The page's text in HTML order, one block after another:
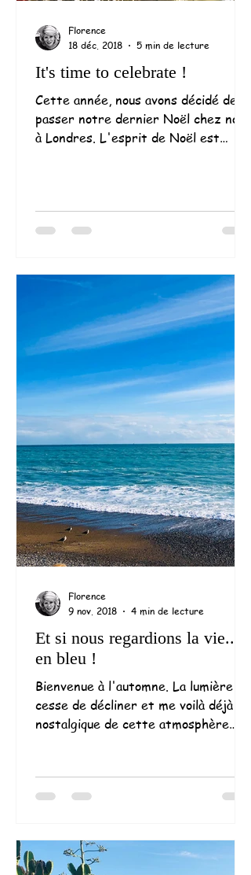
It's time to celebrate !
Cette année, nous avons décidé de
passer notre dernier Noël chez nous
à Londres. L'esprit de Noël est
Florence
18 déc. 2018
5 min de lecture
Et si nous regardions la vie...
en bleu !
Bienvenue à l'automne. La lumière ne
cesse de décliner et me voilà déjà
nostalgique de cette atmosphère
Florence
9 nov. 2018
4 min de lecture